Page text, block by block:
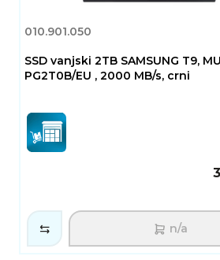
010.901.050
SSD vanjski 2TB SAMSUNG T9,
PG2T0B/EU , 2000 MB/s, crni
n/a